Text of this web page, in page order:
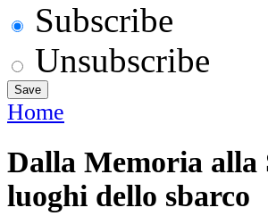
Subscribe
Unsubscribe
Home
Dalla Memoria
luoghi dello sbarco